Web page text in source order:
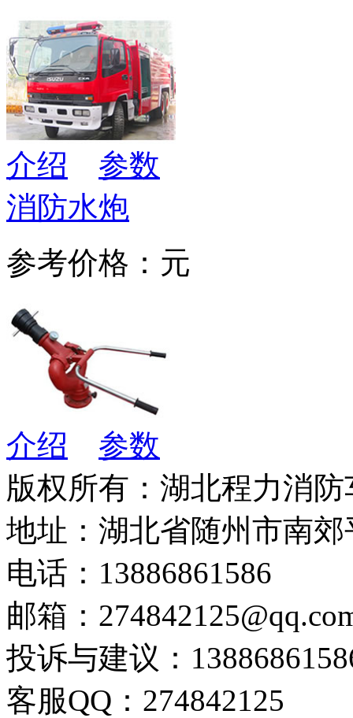
介绍
参数
消防水炮
参考价格：元
介绍
参数
版权所有：湖北程力消
地址：湖北省随州市南
电话：13886861586
邮箱：
投诉与建议：
客服QQ：274842125